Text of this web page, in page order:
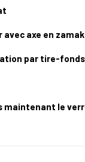
avec axe en zamak
par tire-fonds
maintenant le